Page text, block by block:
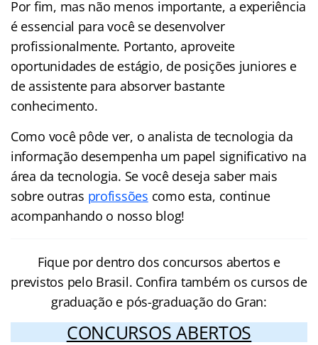
Por fim, mas não menos importante, a experiência
é essencial para você se desenvolver
profissionalmente. Portanto, aproveite
oportunidades de estágio, de posições juniores e
de assistente para absorver bastante
conhecimento.
Como você pôde ver, o analista de tecnologia da
informação desempenha um papel significativo na
área da tecnologia. Se você deseja saber mais
sobre outras profissões como esta, continue
acompanhando o nosso blog!
Fique por dentro dos concursos abertos e
previstos pelo Brasil. Confira também os cursos de
graduação e pós-graduação do Gran:
CONCURSOS ABERTOS